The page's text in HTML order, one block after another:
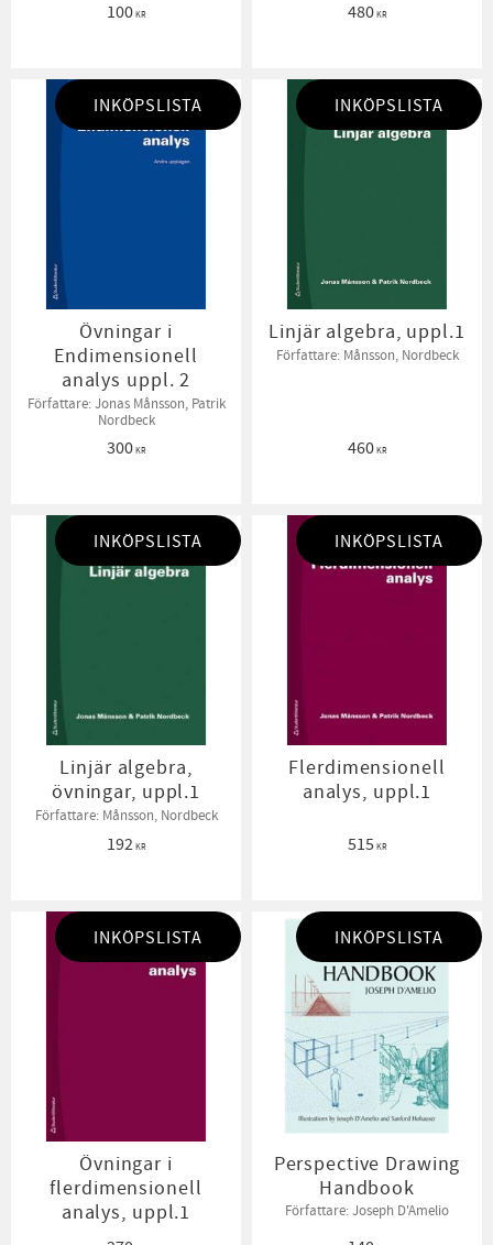
100KR 480KR
Övningar i
Endimensionell
analys uppl. 2
Författare: Jonas Månsson, Patrik
Nordbeck
300KR
INKÖPSLISTA
Linjär algebra, uppl.1
Författare: Månsson, Nordbeck
460KR
INKÖPSLISTA
Linjär algebra,
övningar, uppl.1
Författare: Månsson, Nordbeck
192KR
INKÖPSLISTA
Flerdimensionell
analys, uppl.1
515 KR
INKÖPSLISTA
Övningar i
flerdimensionell
analys, uppl.1
INKÖPSLISTA
Perspective Drawing
Handbook
Författare: Joseph D'Amelio
INKÖPSLISTA